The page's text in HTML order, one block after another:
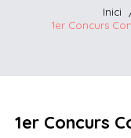
Inici
1er Concurs
1er Concurs